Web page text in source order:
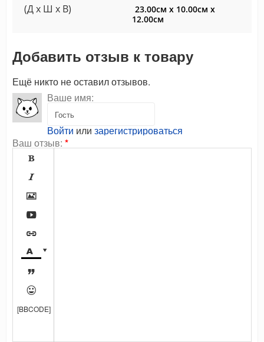
(Д x Ш x В)
23.00см x 10.00см x
12.00см
Добавить отзыв к товару
Ещё никто не оставил отзывов.
Ваше имя:
Войти или зарегистрироваться
Ваш отзыв: *









[BBCODE]